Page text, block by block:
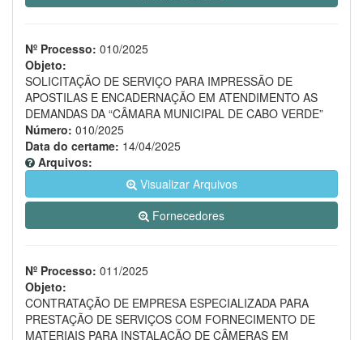
Nº Processo: 010/2025
Objeto:
SOLICITAÇÃO DE SERVIÇO PARA IMPRESSÃO DE
APOSTILAS E ENCADERNAÇÃO EM ATENDIMENTO AS
DEMANDAS DA “CÂMARA MUNICIPAL DE CABO VERDE”
Número: 010/2025
Data do certame: 14/04/2025
Arquivos:
Visualizar Arquivos
Fornecedores
Nº Processo: 011/2025
Objeto:
CONTRATAÇÃO DE EMPRESA ESPECIALIZADA PARA
PRESTAÇÃO DE SERVIÇOS COM FORNECIMENTO DE
MATERIAIS PARA INSTALAÇÃO DE CÂMERAS EM